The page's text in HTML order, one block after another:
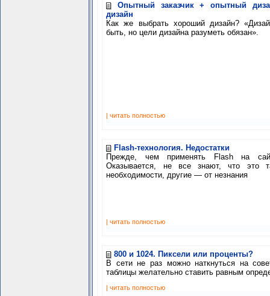
Опытный заказчик + опытный
дизайн
Как же выбрать хороший дизайн?
быть, но цели дизайна разуметь обязан».
| читать полностью
Flash-технология. Недостатки
Прежде, чем применять Flash на
Оказывается, не все знают, что это
необходимости, другие — от незнания
| читать полностью
800 и 1024. Пиксели или проценты?
В сети не раз можно наткнуться на
таблицы желательно ставить равным
| читать полностью